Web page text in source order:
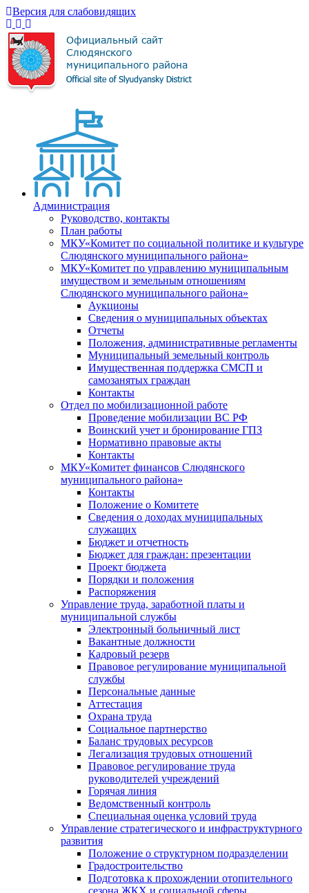
Версия для слабовидящих
Администрация
Руководство, контакты
План работы
МКУ«Комитет по социальной политике и культуре
Слюдянского муниципального района»
МКУ«Комитет по управлению муниципальным
имуществом и земельным отношениям
Слюдянского муниципального района»
Аукционы
Сведения о муниципальных объектах
Отчеты
Положения, административные регламенты
Муниципальный земельный контроль
Имущественная поддержка СМСП и
самозанятых граждан
Контакты
Отдел по мобилизационной работе
Проведение мобилизации ВС РФ
Воинский учет и бронирование ГПЗ
Нормативно правовые акты
Контакты
МКУ«Комитет финансов Слюдянского
муниципального района»
Контакты
Положение о Комитете
Сведения о доходах муниципальных
служащих
Бюджет и отчетность
Бюджет для граждан: презентации
Проект бюджета
Порядки и положения
Распоряжения
Управление труда, заработной платы и
муниципальной службы
Электронный больничный лист
Вакантные должности
Кадровый резерв
Правовое регулирование муниципальной
службы
Персональные данные
Аттестация
Охрана труда
Социальное партнерство
Баланс трудовых ресурсов
Легализация трудовых отношений
Правовое регулирование труда
руководителей учреждений
Горячая линия
Ведомственный контроль
Специальная оценка условий труда
Управление стратегического и инфраструктурного
развития
Положение о структурном подразделении
Градостроительство
Подготовка к прохождении отопительного
сезона ЖКХ и социальной сферы